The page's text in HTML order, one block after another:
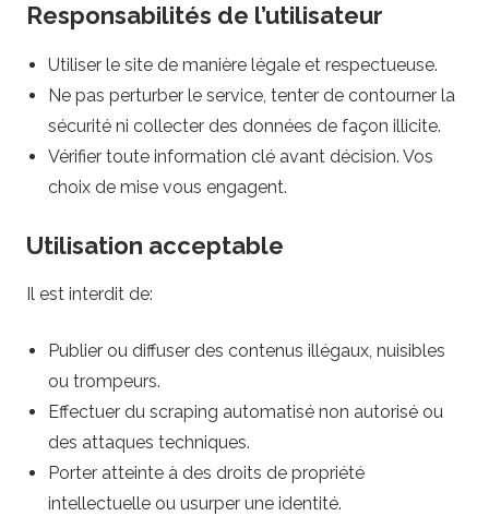
t
h
i
l
a
i
r
e
.
Responsabilités de l’utilisateur
Utiliser le site de manière légale et respectueuse.
Ne pas perturber le service, tenter de contourner la
sécurité ni collecter des données de façon illicite.
Vérifier toute information clé avant décision. Vos
choix de mise vous engagent.
Utilisation acceptable
Il est interdit de:
Publier ou diffuser des contenus illégaux, nuisibles
ou trompeurs.
Effectuer du scraping automatisé non autorisé ou
des attaques techniques.
Porter atteinte à des droits de propriété
intellectuelle ou usurper une identité.